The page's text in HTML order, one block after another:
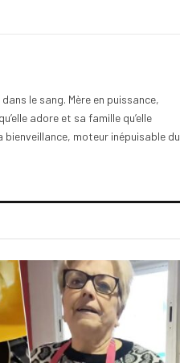
le sang. Mère en puissance,
adore et sa famille qu’elle
bienveillance, moteur inépuisable du